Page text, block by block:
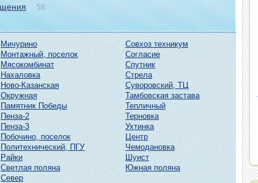
58
Мичурино
Монтажный, поселок
Мясокомбинат
Нахаловка
Ново-Казанская
Окружная
Памятник Победы
Пенза-2
Пенза-3
Побочино, поселок
Политехнический, ПГУ
Райки
Светлая поляна
Север
Совхоз техникум
Согласие
Спутник
Стрела
Суворовский, ТЦ
Тамбовская застава
Тепличный
Терновка
Ухтинка
Центр
Чемодановка
Шуист
Южная поляна